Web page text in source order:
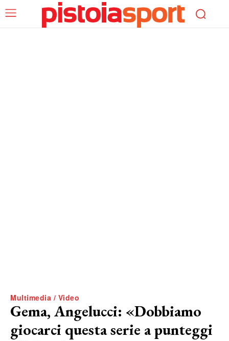
Multimedia / Video
Gema, Angelucci: «Dobbiamo
giocarci questa serie a punteggi